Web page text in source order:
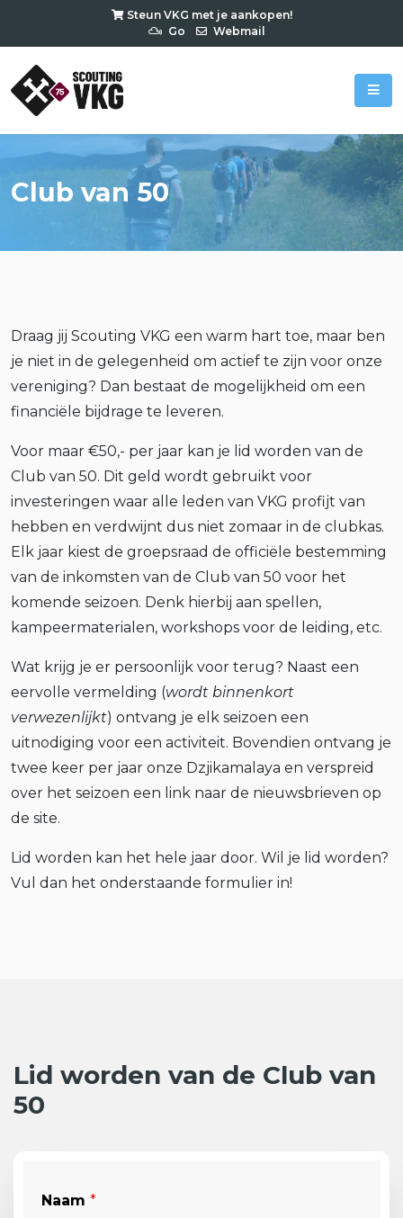
Steun VKG met je aankopen!
Go
Webmail
Club van 50
Draag jij Scouting VKG een warm hart toe, maar ben
je niet in de gelegenheid om actief te zijn voor onze
vereniging? Dan bestaat de mogelijkheid om een
financiële bijdrage te leveren.
Voor maar €50,- per jaar kan je lid worden van de
Club van 50. Dit geld wordt gebruikt voor
investeringen waar alle leden van VKG profijt van
hebben en verdwijnt dus niet zomaar in de clubkas.
Elk jaar kiest de groepsraad de officiële bestemming
van de inkomsten van de Club van 50 voor het
komende seizoen. Denk hierbij aan spellen,
kampeermaterialen, workshops voor de leiding, etc.
Wat krijg je er persoonlijk voor terug? Naast een
eervolle vermelding (wordt binnenkort
verwezenlijkt) ontvang je elk seizoen een
uitnodiging voor een activiteit. Bovendien ontvang je
twee keer per jaar onze Dzjikamalaya en verspreid
over het seizoen een link naar de nieuwsbrieven op
de site.
Lid worden kan het hele jaar door. Wil je lid worden?
Vul dan het onderstaande formulier in!
Lid worden van de Club van
50
Naam *